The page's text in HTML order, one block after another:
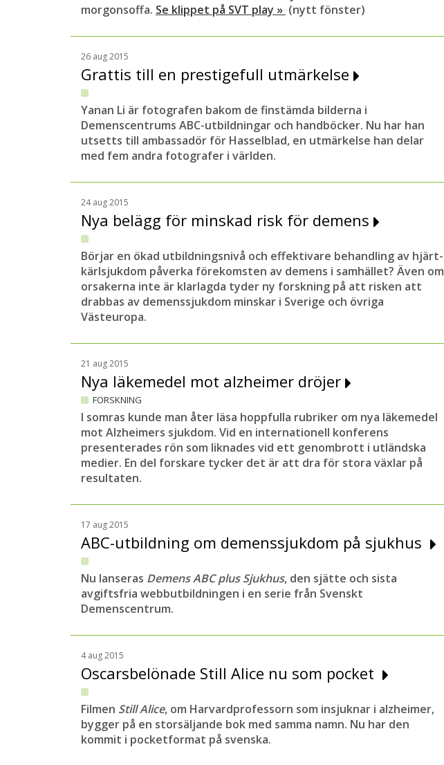
morgonsoffa. Se klippet på SVT play » (nytt fönster)
26 aug 2015
Grattis till en prestigefull utmärkelse
Yanan Li är fotografen bakom de finstämda bilderna i
Demenscentrums ABC-utbildningar och handböcker. Nu har han
utsetts till ambassadör för Hasselblad, en utmärkelse han delar
med fem andra fotografer i världen.
24 aug 2015
Nya belägg för minskad risk för demens
Börjar en ökad utbildningsnivå och effektivare behandling av hjärt-
kärlsjukdom påverka förekomsten av demens i samhället? Även om
orsakerna inte är klarlagda tyder ny forskning på att risken att
drabbas av demenssjukdom minskar i Sverige och övriga
Västeuropa.
21 aug 2015
Nya läkemedel mot alzheimer dröjer
FORSKNING
I somras kunde man åter läsa hoppfulla rubriker om nya läkemedel
mot Alzheimers sjukdom. Vid en internationell konferens
presenterades rön som liknades vid ett genombrott i utländska
medier. En del forskare tycker det är att dra för stora växlar på
resultaten.
17 aug 2015
ABC-utbildning om demenssjukdom på sjukhus
Nu lanseras Demens ABC plus Sjukhus, den sjätte och sista
avgiftsfria webbutbildningen i en serie från Svenskt
Demenscentrum.
4 aug 2015
Oscarsbelönade Still Alice nu som pocket
Filmen Still Alice, om Harvardprofessorn som insjuknar i alzheimer,
bygger på en storsäljande bok med samma namn. Nu har den
kommit i pocketformat på svenska.